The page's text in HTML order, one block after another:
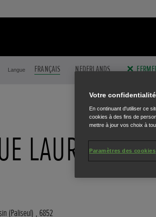
Langue FRANÇAIS NEDERLANDS
LAURENT
(Paliseul) , 6852
Votre confidentialité
En continuant d'utiliser ce
cookies à des fins de
mettre à jour vos choix à
Paramètres des cookies